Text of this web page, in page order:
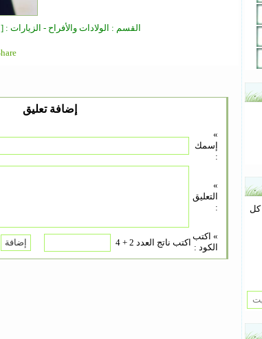
كل
القسم : الولادات والأفراح - الزيارات : [1041] - التاريخ : 17/12/2022 - الكاتب : مدير الموقع
إضافة تعليق
»
إسمك
:
»
التعليق
:
» اكتب
الكود : اكتب ناتج العدد 2 + 4